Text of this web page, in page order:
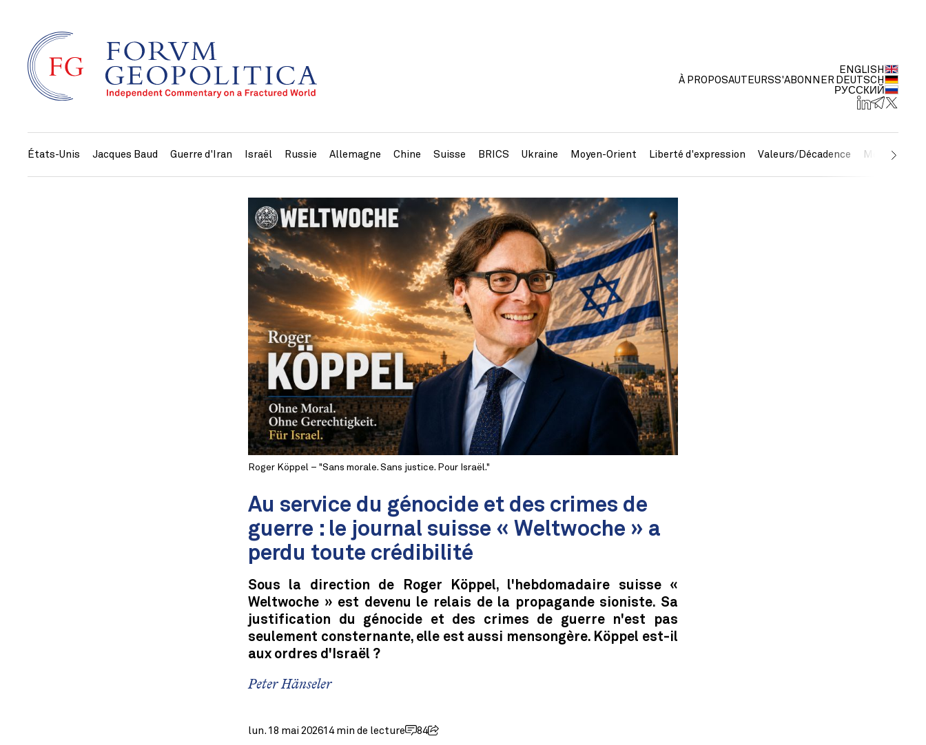
À PROPOSAUTEURSS'ABONNER
ENGLISH
DEUTSCH
РУССКИЙ
États-Unis Jacques Baud Guerre d'Iran Israël Russie Allemagne Chine Suisse BRICS Ukraine Moyen-Orient Liberté d'expression Valeurs/Décadence Métaux
Roger Köppel – "Sans morale. Sans justice. Pour Israël."
Au service du génocide et des crimes de
guerre : le journal suisse « Weltwoche » a
perdu toute crédibilité
Sous la direction de Roger Köppel, l'hebdomadaire suisse «
Weltwoche » est devenu le relais de la propagande sioniste. Sa
justification du génocide et des crimes de guerre n'est pas
seulement consternante, elle est aussi mensongère. Köppel est-il
aux ordres d'Israël ?
Peter Hänseler
lun. 18 mai 202614 min de lecture 84